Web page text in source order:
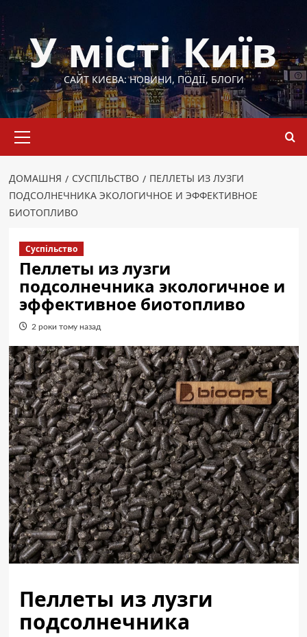
до
вмістуУ місті Київ
САЙТ КИЄВА: НОВИНИ, ПОДІЇ, БЛОГИ
меню
ДОМАШНЯ СУСПІЛЬСТВО
ПЕЛЛЕТЫ ИЗ ЛУЗГИ
ПОДСОЛНЕЧНИКА ЭКОЛОГИЧНОЕ И ЭФФЕКТИВНОЕ
БИОТОПЛИВО
Суспільство
Пеллеты из лузги
подсолнечника экологичное и
эффективное биотопливо
2 роки тому назад
Пеллеты из лузги
подсолнечника